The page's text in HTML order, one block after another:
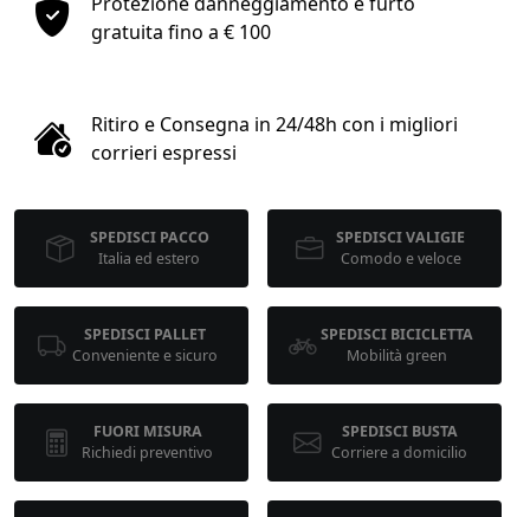
1
kg
cm
calcola
gratuita fino a € 100
Ritiro e Consegna in 24/48h con i migliori
corrieri espressi
SPEDISCI PACCO
Italia ed estero
SPEDISCI VALIGIE
Comodo e veloce
SPEDISCI PALLET
Conveniente e sicuro
SPEDISCI BICICLETTA
Mobilità green
FUORI MISURA
Richiedi preventivo
SPEDISCI BUSTA
Corriere a domicilio